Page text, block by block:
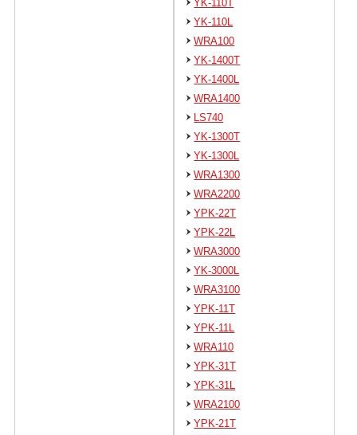
YK-110T
YK-110L
WRA100
YK-1400T
YK-1400L
WRA1400
LS740
YK-1300T
YK-1300L
WRA1300
WRA2200
YPK-22T
YPK-22L
WRA3000
YK-3000L
WRA3100
YPK-11T
YPK-11L
WRA110
YPK-31T
YPK-31L
WRA2100
YPK-21T